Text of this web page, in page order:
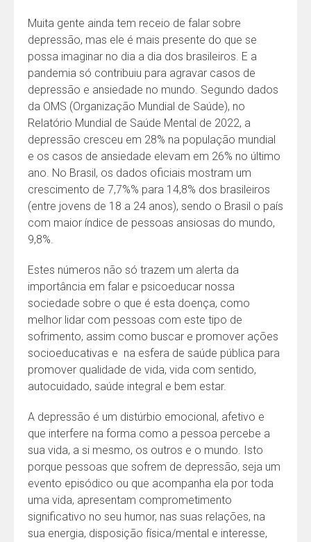
Muita gente ainda tem receio de falar sobre
depressão, mas ele é mais presente do que se
possa imaginar no dia a dia dos brasileiros. E a
pandemia só contribuiu para agravar casos de
depressão e ansiedade no mundo. Segundo dados
da OMS (Organização Mundial de Saúde), no
Relatório Mundial de Saúde Mental de 2022, a
depressão cresceu em 28% na população mundial
e os casos de ansiedade elevam em 26% no último
ano. No Brasil, os dados oficiais mostram um
crescimento de 7,7%% para 14,8% dos brasileiros
(entre jovens de 18 a 24 anos), sendo o Brasil o país
com maior índice de pessoas ansiosas do mundo,
9,8%.
Estes números não só trazem um alerta da
importância em falar e psicoeducar nossa
sociedade sobre o que é esta doença, como
melhor lidar com pessoas com este tipo de
sofrimento, assim como buscar e promover ações
socioeducativas e na esfera de saúde pública para
promover qualidade de vida, vida com sentido,
autocuidado, saúde integral e bem estar.
A depressão é um distúrbio emocional, afetivo e
que interfere na forma como a pessoa percebe a
sua vida, a si mesmo, os outros e o mundo. Isto
porque pessoas que sofrem de depressão, seja um
evento episódico ou que acompanha ela por toda
uma vida, apresentam comprometimento
significativo no seu humor, nas suas relações, na
sua energia, disposição física/mental e interesse,